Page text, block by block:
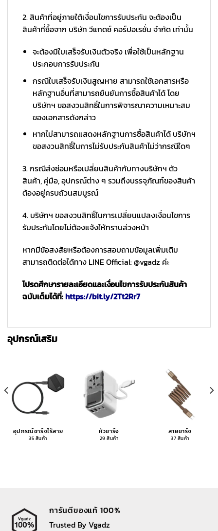
2. สินค้าที่อยู่ภายใต้เงื่อนไขการรับประกัน จะต้องเป็น
สินค้าที่ซื้อจาก บริษัท วีแกดซ์ คอร์ปอเรชั่น จำกัด เท่านั้น
จะต้องมีใบเสร็จรับเงินตัวจริง เพื่อใช้เป็นหลักฐาน
ประกอบการรับประกัน
กรณีใบเสร็จรับเงินสูญหาย สามารถใช้เอกสารหรือ
หลักฐานอื่นที่สามารถยืนยันการซื้อสินค้าได้ โดย
บริษัทฯ ขอสงวนสิทธิ์ในการพิจารณาความเหมาะสม
ของเอกสารดังกล่าว
หากไม่สามารถแสดงหลักฐานการซื้อสินค้าได้ บริษัทฯ
ขอสงวนสิทธิ์ในการไม่รับประกันสินค้าไม่ว่ากรณีใดๆ
3. กรณีส่งซ่อมหรือเปลี่ยนสินค้ากับทางบริษัทฯ ตัว
สินค้า, คู่มือ, อุปกรณ์ต่าง ๆ รวมถึงบรรจุภัณฑ์ของสินค้า
ต้องอยู่ครบถ้วนสมบูรณ์
4. บริษัทฯ ขอสงวนสิทธิ์ในการเปลี่ยนแปลงเงื่อนไขการ
รับประกันโดยไม่ต้องแจ้งให้ทราบล่วงหน้า
หากมีข้อสงสัยหรือต้องการสอบถามข้อมูลเพิ่มเติม
สามารถติดต่อได้ทาง LINE Official: @vgadz ค่ะ
โปรดศึกษารายละเอียดและเงื่อนไขการรับประกันสินค้า
ฉบับเต็มได้ที่:https://bit.ly/2Tt2Rr7
อุปกรณ์เสริม
อุปกรณ์ชาร์จไร้สาย
35 สินค้า
หัวชาร์จ
29 สินค้า
สายชาร์จ
37 สินค้า
การันตีของแท้ 100%
Trusted By Vgadz